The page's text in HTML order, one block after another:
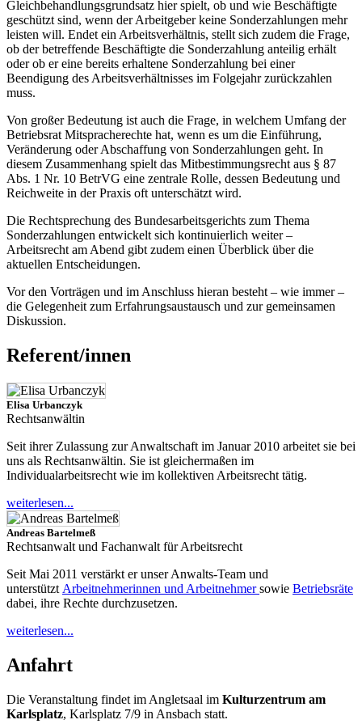
Gleichbehandlungsgrundsatz hier spielt, ob und wie Beschäftigte
geschützt sind, wenn der Arbeitgeber keine Sonderzahlungen mehr
leisten will. Endet ein Arbeitsverhältnis, stellt sich zudem die Frage,
ob der betreffende Beschäftigte die Sonderzahlung anteilig erhält
oder ob er eine bereits erhaltene Sonderzahlung bei einer
Beendigung des Arbeitsverhältnisses im Folgejahr zurückzahlen
muss.
Von großer Bedeutung ist auch die Frage, in welchem Umfang der
Betriebsrat Mitspracherechte hat, wenn es um die Einführung,
Veränderung oder Abschaffung von Sonderzahlungen geht. In
diesem Zusammenhang spielt das Mitbestimmungsrecht aus § 87
Abs. 1 Nr. 10 BetrVG eine zentrale Rolle, dessen Bedeutung und
Reichweite in der Praxis oft unterschätzt wird.
Die Rechtsprechung des Bundesarbeitsgerichts zum Thema
Sonderzahlungen entwickelt sich kontinuierlich weiter –
Arbeitsrecht am Abend gibt zudem einen Überblick über die
aktuellen Entscheidungen.
Vor den Vorträgen und im Anschluss hieran besteht – wie immer –
die Gelegenheit zum Erfahrungsaustausch und zur gemeinsamen
Diskussion.
Referent/innen
Elisa Urbanczyk
Rechtsanwältin
Seit ihrer Zulassung zur Anwaltschaft im Januar 2010 arbeitet sie bei
uns als Rechtsanwältin. Sie ist gleichermaßen im
Individualarbeitsrecht wie im kollektiven Arbeitsrecht tätig.
weiterlesen...
Andreas Bartelmeß
Rechtsanwalt und Fachanwalt für Arbeitsrecht
Seit Mai 2011 verstärkt er unser Anwalts-Team und
unterstützt Arbeitnehmerinnen und Arbeitnehmersowie Betriebsräte
dabei, ihre Rechte durchzusetzen.
weiterlesen...
Anfahrt
Die Veranstaltung findet im Angletsaal im Kulturzentrum am
Karlsplatz, Karlsplatz 7/9 in Ansbach statt.